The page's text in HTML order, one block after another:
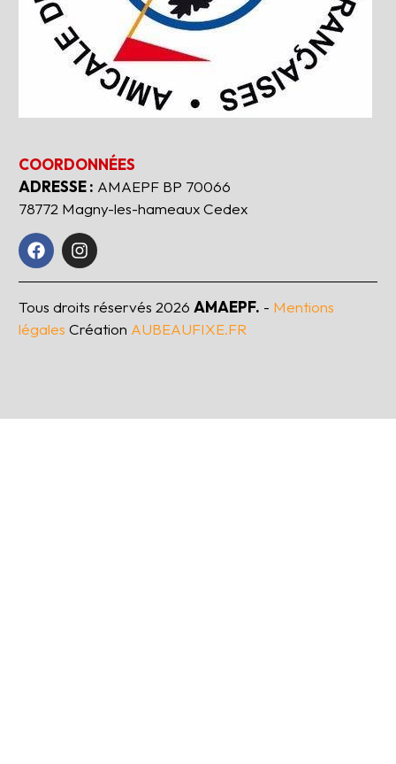
COORDONNÉES
ADRESSE : AMAEPF BP 70066
78772 Magny-les-hameaux Cedex
Tous droits réservés 2026 AMAEPF. - Mentions
légales Création AUBEAUFIXE.FR